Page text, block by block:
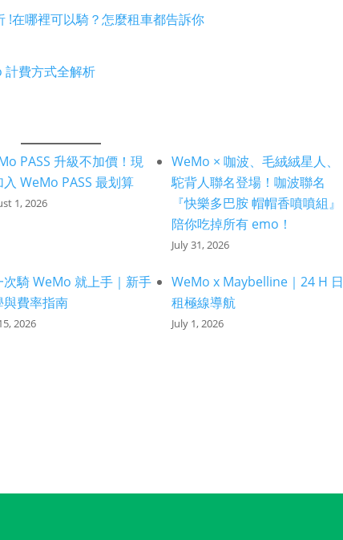
!在哪裡可以騎？怎麼租車都告訴你
計費方式全解析
PASS 升級不加價！現
入 WeMo PASS 最划算
1, 2026
WeMo × 咖波、毛絨絨星人、
駝背人聯名登場！咖波聯名
『快樂多巴胺 帽帽香噴噴組』
陪你吃掉所有 emo！
July 31, 2026
次騎 WeMo 就上手｜新手
與費率指南
2026
WeMo x Maybelline｜24 H 日
租極線導航
July 1, 2026